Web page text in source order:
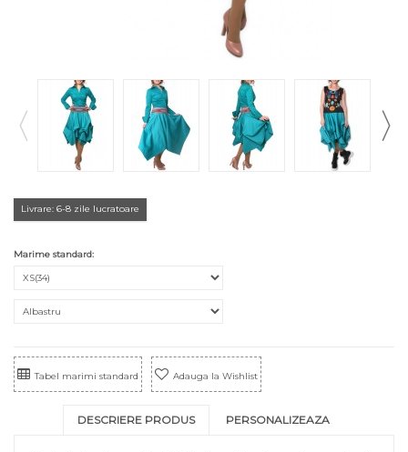
Livrare: 6-8 zile lucratoare
Marime standard:
Tabel marimi standard Adauga la Wishlist
DESCRIERE PRODUS PERSONALIZEAZA